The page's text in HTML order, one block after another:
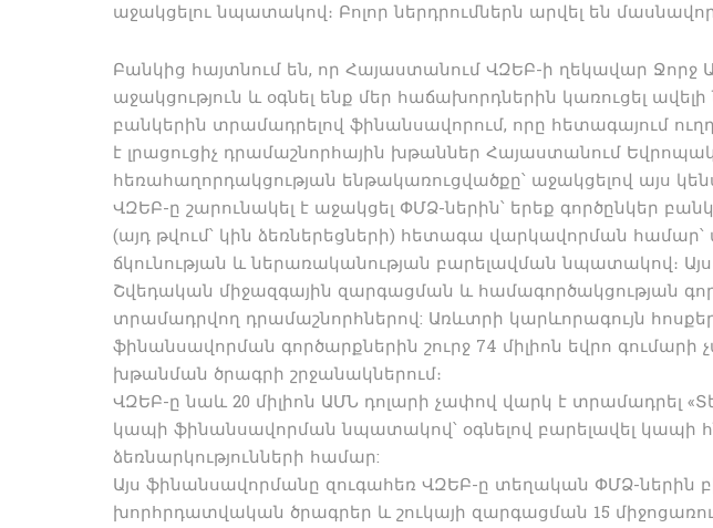
աջակցելու նպատակով։ Բոլոր ներդրումներն արվել են
Բանկից հայտնում են, որ Հայաստանում ՎԶԵԲ-ի ղեկավար
աջակցություն և օգնել ենք մեր հաճախորդներին կառուցել
բանկերին տրամադրելով ֆինանսավորում, որը հետագայում
է լրացուցիչ դրամաշնորհային խթաններ Հայաստանում
հեռահաղորդակցության ենթակառուցվածքը՝ աջակցելով այս
ՎԶԵԲ-ը շարունակել է աջակցել ՓՄՁ-ներին՝ երեք գործընկեր
(այդ թվում՝ կին ձեռներեցների) հետագա վարկավորման
ճկունության և ներառականության բարելավման նպատակով։ Այս
Շվեդական միջազգային զարգացման և համագործակցության
տրամադրվող դրամաշնորհներով: Առևտրի կարևորագույն
ֆինանսավորման գործարքներին շուրջ 74 միլիոն եվրո
խթանման ծրագրի շրջանակներում։
ՎԶԵԲ-ը նաև 20 միլիոն ԱՄՆ դոլարի չափով վարկ է տրամադրել
կապի ֆինանսավորման նպատակով՝ օգնելով բարելավել կապի
ձեռնարկությունների համար:
Այս ֆինանսավորմանը զուգահեռ ՎԶԵԲ-ը տեղական ՓՄՁ-ներին
խորհրդատվական ծրագրեր և շուկայի զարգացման 15